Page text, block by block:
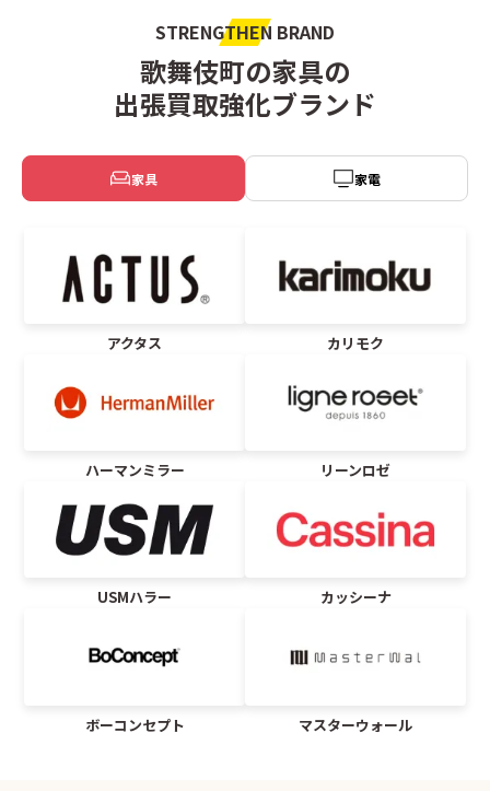
STRENGTHEN BRAND
歌舞伎町の家具の
出張買取強化ブランド
家具 家電
アクタス カリモク
ハーマンミラー リーンロゼ
USMハラー カッシーナ
ボーコンセプト マスターウォール